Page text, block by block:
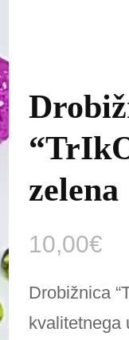
zelena
10,00€
Drobižnica
kvalitetnega